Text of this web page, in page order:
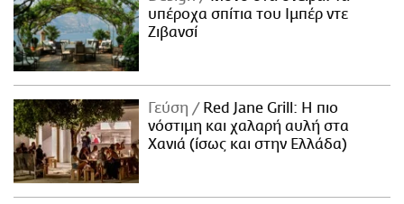
υπέροχα σπίτια του Ιμπέρ ντε
Ζιβανσί
Γεύση
Red Jane Grill: Η πιο
νόστιμη και χαλαρή αυλή στα
Χανιά (ίσως και στην Ελλάδα)